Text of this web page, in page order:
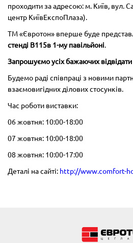
проходити за адресою: м. Київ, вул.
центр КиївЕкспоПлаза).
ТМ «Євротон» вперше буде
стенді В115в 1-му павільйоні.
Запрошуємо усіх бажаючих
Будемо раді співпраці з новими
взаємовигідних ділових стосунків.
Час роботи виставки:
06 жовтня: 10:00-18:00
07 жовтня: 10:00-18:00
08 жовтня: 10:00-17:00
Деталі на сайті: http://www.comfort-